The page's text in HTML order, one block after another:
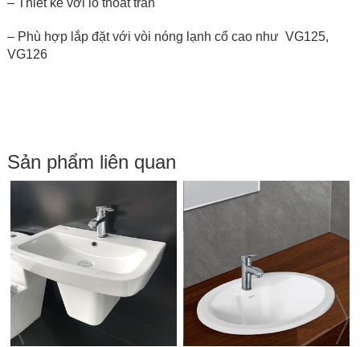
– Thiết kế với lỗ thoát tràn
– Phù hợp lắp đặt với vòi nóng lạnh cổ cao như VG125,
VG126
Sản phẩm liên quan